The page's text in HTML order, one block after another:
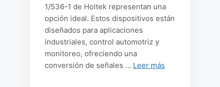
1/536-1 de Holtek representan una
opción ideal. Estos dispositivos están
diseñados para aplicaciones
industriales, control automotriz y
monitoreo, ofreciendo una
conversión de señales … Leer más